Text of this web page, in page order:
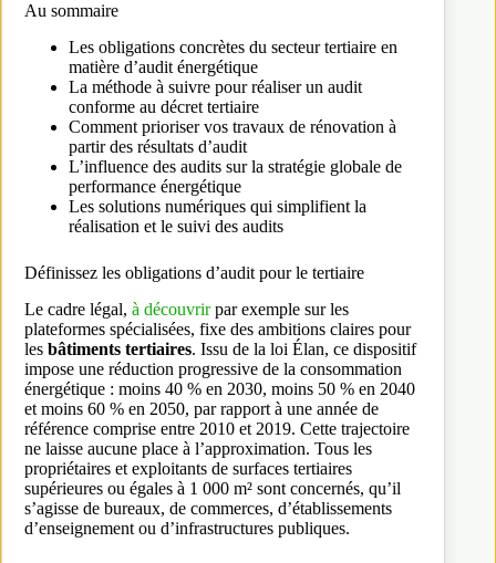
Au sommaire
Les obligations concrètes du secteur tertiaire en
matière d’audit énergétique
La méthode à suivre pour réaliser un audit
conforme au décret tertiaire
Comment prioriser vos travaux de rénovation à
partir des résultats d’audit
L’influence des audits sur la stratégie globale de
performance énergétique
Les solutions numériques qui simplifient la
réalisation et le suivi des audits
Définissez les obligations d’audit pour le tertiaire
Le cadre légal, à découvrirpar exemple sur les
plateformes spécialisées, fixe des ambitions claires pour
les bâtiments tertiaires. Issu de la loi Élan, ce dispositif
impose une réduction progressive de la consommation
énergétique : moins 40 % en 2030, moins 50 % en 2040
et moins 60 % en 2050, par rapport à une année de
référence comprise entre 2010 et 2019. Cette trajectoire
ne laisse aucune place à l’approximation. Tous les
propriétaires et exploitants de surfaces tertiaires
supérieures ou égales à 1 000 m² sont concernés, qu’il
s’agisse de bureaux, de commerces, d’établissements
d’enseignement ou d’infrastructures publiques.